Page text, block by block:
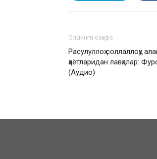
Олдинги саҳифа
Расулуллоҳ соллаллоҳу
ҳаётларидан лавҳалар:
(Аудио)